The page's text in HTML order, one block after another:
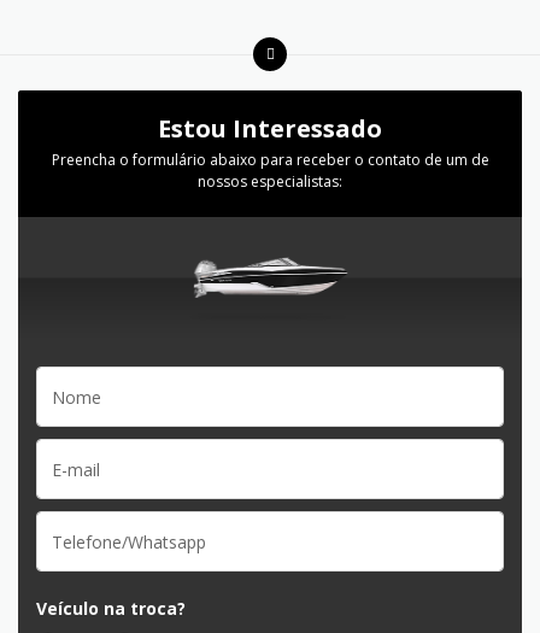
Estou Interessado
Preencha o formulário abaixo para receber o contato de um de
nossos especialistas:
Veículo na troca?